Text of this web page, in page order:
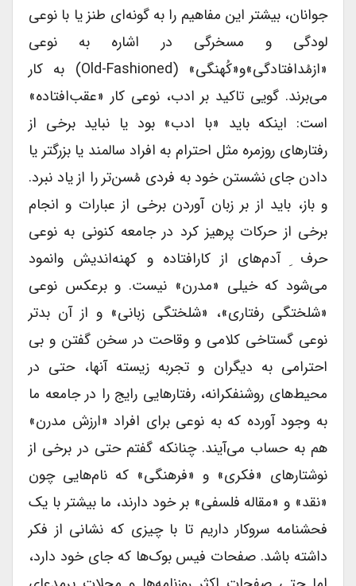
جوانان، بیشتر این مفاهیم را به گونه‌ای طنز یا با نوعی
لودگی و مسخرگی در اشاره به نوعی
«از‌مُد‌افتادگی»و«کُهنگی» (old-Fashioned) به کار
می‌برند. گویی تاکید بر ادب، نوعی کار «عقب‌افتاده»
است: اینکه باید «با ادب» بود یا نباید برخی از
رفتارهای روزمره مثل احترام به افراد سالمند یا بزرگتر یا
دادن جای نشستن خود به فردی مُسن‌تر را از یاد نبرد.
و باز، باید از بر زبان آوردن برخی از عبارات و انجام
برخی از حرکات پرهیز کرد در جامعه کنونی به نوعی
حرف ِ آدم‌های از کار‌افتاده و کهنه‌اندیش وانمود
می‌شود که خیلی «مدرن» نیست. و برعکس نوعی
«شلختگی رفتاری»، «شلختگی زبانی» و از آن بدتر
نوعی گستاخی کلامی و وقاحت در سخن گفتن و بی
احترامی به دیگران و تجربه زیسته آنها، حتی در
محیط‌های روشنفکرانه، رفتار‌هایی رایج را در جامعه ما
به وجود آورده که به نوعی برای افراد «ارزش مدرن»
هم به حساب می‌آیند. چنانکه گفتم حتی در برخی از
نوشتارهای «فکری» و «فرهنگی» که نام‌هایی چون
«نقد» و «مقاله فلسفی» بر خود دارند، ما بیشتر با یک
فحشنامه سروکار داریم تا با چیزی که نشانی از فکر
داشته باشد. صفحات فیس بوک‌ها که جای خود دارد،